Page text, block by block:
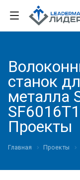
станок
металла
Проекты
Главная Проекты